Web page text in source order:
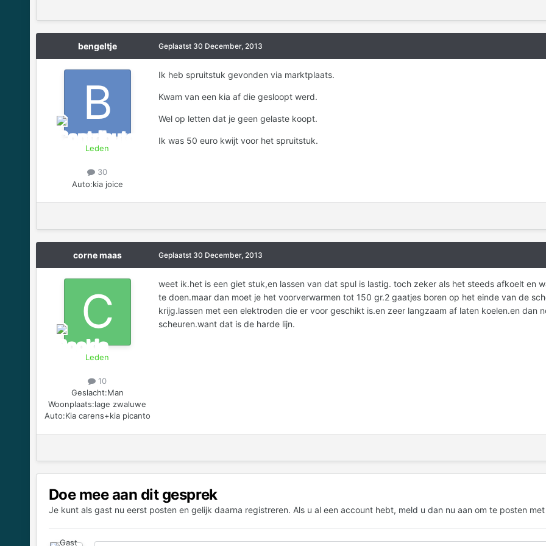
bengeltje
Leden
30
Auto:kia joice
Geplaatst 30 December, 2013
Ik heb spruitstuk gevonden via marktplaats.
Kwam van een kia af die gesloopt werd.
Wel op letten dat je geen gelaste koopt.
Ik was 50 euro kwijt voor het spruitstuk.
corne maas
Leden
10
Geslacht:Man
Woonplaats:lage zwaluwe
Auto:Kia carens+kia picanto
Geplaatst 30 December, 2013
weet ik.het is een giet stuk,en lassen van dat spul is lastig. toch zeker als het steeds afkoelt en
te doen.maar dan moet je het voorverwarmen tot 150 gr.2 gaatjes boren op het einde van de
krijg.lassen met een elektroden die er voor geschikt is.en zeer langzaam af laten koelen.en
scheuren.want dat is de harde lijn.
Doe mee aan dit gesprek
Je kunt als gast nu eerst posten en gelijk daarna registreren. Als u al een account hebt, meld u dan nu aan om te posten